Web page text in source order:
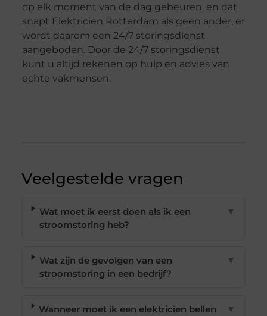
op elk moment van de dag gebeuren, en dat
snapt Elektricien Rotterdam als geen ander, er
wordt daarom een 24/7 storingsdienst
aangeboden. Door de 24/7 storingsdienst
kunt u altijd rekenen op hulp en advies van
echte vakmensen.
Veelgestelde vragen
Wat moet ik eerst doen als ik een
stroomstoring heb?
▼
Wat zijn de gevolgen van een
stroomstoring in een bedrijf?
▼
Wanneer moet ik een elektricien bellen
▼